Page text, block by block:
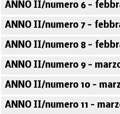
ANNO II/numero 6 -
ANNO II/numero 7 -
ANNO II/numero 8 -
ANNO II/numero 9 -
ANNO II/numero 10 -
ANNO II/numero 11 -